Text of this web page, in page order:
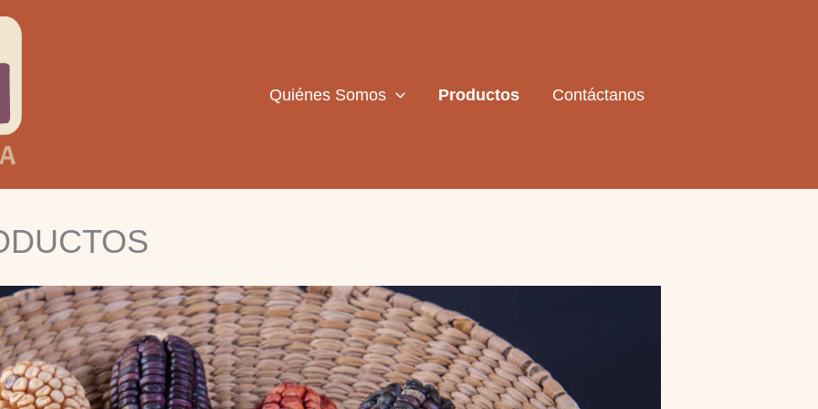
Quiénes Somos
Productos Contáctanos